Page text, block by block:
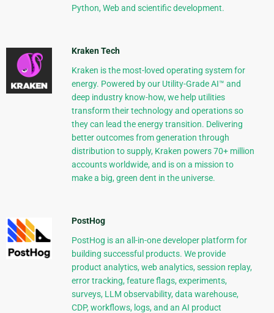
Python, Web and scientific development.
Kraken Tech
Kraken is the most-loved operating system for
energy. Powered by our Utility-Grade AI™ and
deep industry know-how, we help utilities
transform their technology and operations so
they can lead the energy transition. Delivering
better outcomes from generation through
distribution to supply, Kraken powers 70+ million
accounts worldwide, and is on a mission to
make a big, green dent in the universe.
PostHog
PostHog is an all-in-one developer platform for
building successful products. We provide
product analytics, web analytics, session replay,
error tracking, feature flags, experiments,
surveys, LLM observability, data warehouse,
CDP, workflows, logs, and an AI product